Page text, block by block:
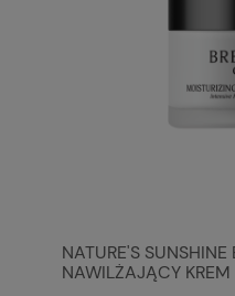
NATURE'S
NAWILŻAJĄCY